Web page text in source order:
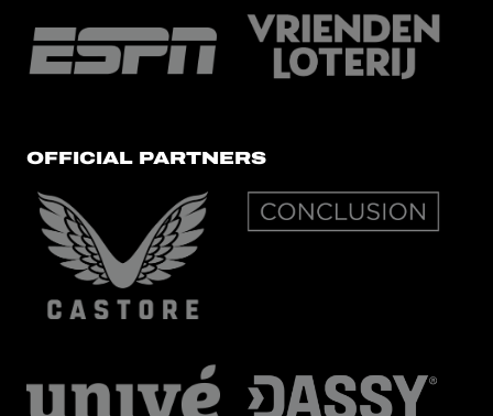
OFFICIAL PARTNERS